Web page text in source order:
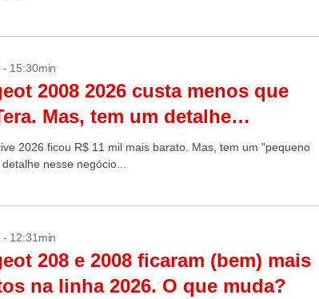
15:30min
2008 2026 custa menos que
Mas, tem um detalhe…
2026 ficou R$ 11 mil mais barato. Mas, tem um "pequeno
nesse negócio...
12:31min
208 e 2008 ficaram (bem) mais
na linha 2026. O que muda?